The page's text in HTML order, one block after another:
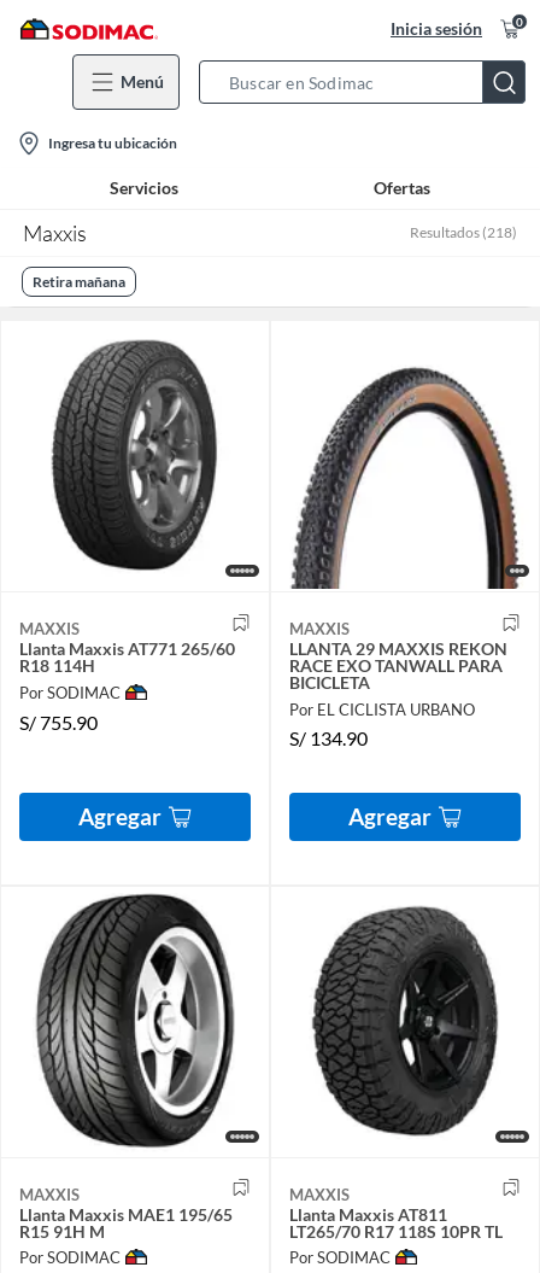
Inicia sesión 0
Menú
Bar
location-
icon
Ingresa tu ubicación
Servicios Ofertas
Maxxis Resultados (218)
Retira mañana
MAXXIS
Llanta Maxxis AT771 265/60
R18 114H
Por SODIMAC
S/755.90
Agregar
MAXXIS
LLANTA 29 MAXXIS REKON
RACE EXO TANWALL PARA
BICICLETA
Por EL CICLISTA URBANO
S/ 134.90
Agregar
MAXXIS
Llanta Maxxis MAE1 195/65
R15 91H M
Por SODIMAC
MAXXIS
Llanta Maxxis AT811
LT265/70 R17 118S 10PR TL
Por SODIMAC